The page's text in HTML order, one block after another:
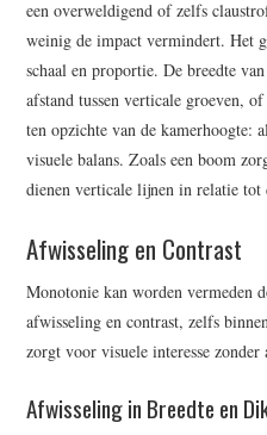
een overweldigend of zelfs
weinig de impact vermindert. Het
schaal en proportie. De breedte
afstand tussen verticale groeven,
ten opzichte van de kamerhoogte:
visuele balans. Zoals een boom
dienen verticale lijnen in relatie tot
Afwisseling en Contrast
Monotonie kan worden vermeden
afwisseling en contrast, zelfs
zorgt voor visuele interesse
Afwisseling in Breedte en